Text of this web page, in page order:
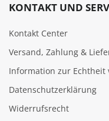
KONTAKT UND
Kontakt Center
Versand, Zahlung &
Information zur Echtheit
Datenschutzerklärung
Widerrufsrecht